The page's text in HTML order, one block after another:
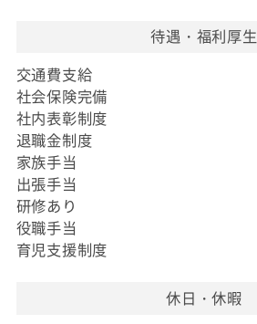
待遇・福利厚生
交通費支給
社会保険完備
社内表彰制度
退職金制度
家族手当
出張手当
研修あり
役職手当
育児支援制度
休日・休暇